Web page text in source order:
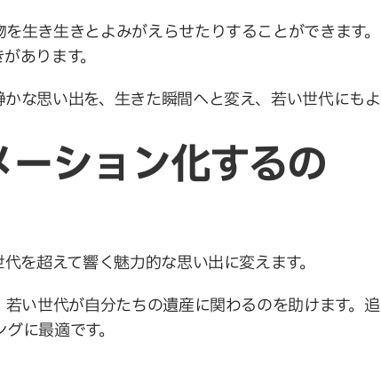
生き生きとよみがえらせたりすることができます。
あります。
な思い出を、生きた瞬間へと変え、若い世代にもよ
ション化するの
を超えて響く魅力的な思い出に変えます。
い世代が自分たちの遺産に関わるのを助けます。追
に最適です。